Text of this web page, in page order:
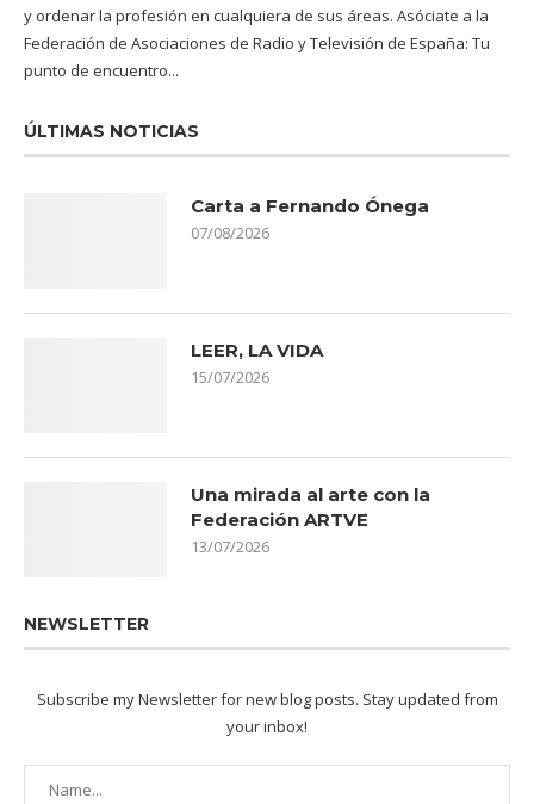
y ordenar la profesión en cualquiera de sus áreas. Asóciate a la
Federación de Asociaciones de Radio y Televisión de España: Tu
punto de encuentro...
ÚLTIMAS NOTICIAS
Carta a Fernando Ónega
07/08/2026
LEER, LA VIDA
15/07/2026
Una mirada al arte con la
Federación ARTVE
13/07/2026
NEWSLETTER
Subscribe my Newsletter for new blog posts. Stay updated from
your inbox!